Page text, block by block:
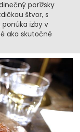
parížsky
štvor, s
izby v
ako skutočné